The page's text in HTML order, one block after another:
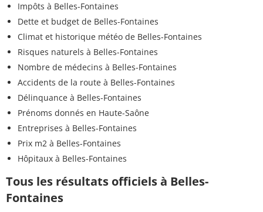
Impôts à Belles-Fontaines
Dette et budget de Belles-Fontaines
Climat et historique météo de Belles-Fontaines
Risques naturels à Belles-Fontaines
Nombre de médecins à Belles-Fontaines
Accidents de la route à Belles-Fontaines
Délinquance à Belles-Fontaines
Prénoms donnés en Haute-Saône
Entreprises à Belles-Fontaines
Prix m2 à Belles-Fontaines
Hôpitaux à Belles-Fontaines
Tous les résultats officiels à Belles-
Fontaines